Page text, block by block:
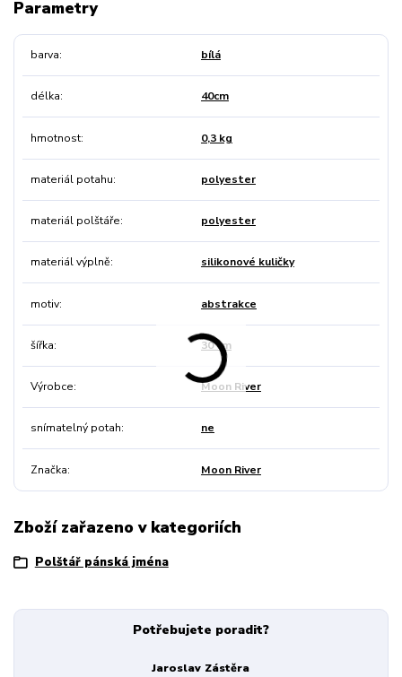
Parametry
barva bílá
délka 40cm
hmotnost 0,3 kg
materiál potahu polyester
materiál polštáře polyester
materiál výplně silikonové kuličky
motiv abstrakce
šířka 30 cm
Výrobce Moon River
snímatelný potah ne
Značka Moon River
Zboží zařazeno v kategoriích
Polštář pánská jména
Potřebujete poradit?
Jaroslav Zástěra